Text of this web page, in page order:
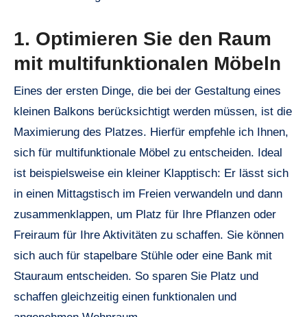
1. Optimieren Sie den Raum
mit multifunktionalen Möbeln
Eines der ersten Dinge, die bei der Gestaltung eines
kleinen Balkons berücksichtigt werden müssen, ist die
Maximierung des Platzes. Hierfür empfehle ich Ihnen,
sich für multifunktionale Möbel zu entscheiden. Ideal
ist beispielsweise ein kleiner Klapptisch: Er lässt sich
in einen Mittagstisch im Freien verwandeln und dann
zusammenklappen, um Platz für Ihre Pflanzen oder
Freiraum für Ihre Aktivitäten zu schaffen. Sie können
sich auch für stapelbare Stühle oder eine Bank mit
Stauraum entscheiden. So sparen Sie Platz und
schaffen gleichzeitig einen funktionalen und